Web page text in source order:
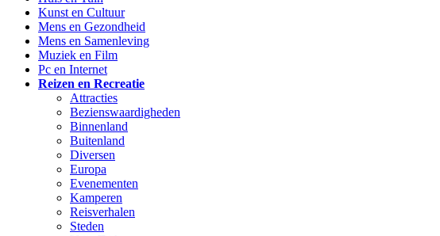
Kunst en Cultuur
Mens en Gezondheid
Mens en Samenleving
Muziek en Film
Pc en Internet
Reizen en Recreatie
Attracties
Bezienswaardigheden
Binnenland
Buitenland
Diversen
Europa
Evenementen
Kamperen
Reisverhalen
Steden